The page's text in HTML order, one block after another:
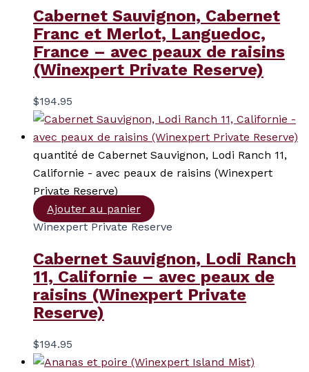
Cabernet Sauvignon, Cabernet
Franc et Merlot, Languedoc,
France – avec peaux de raisins
(Winexpert Private Reserve)
$194.95
quantité de Cabernet Sauvignon, Lodi Ranch 11,
Californie - avec peaux de raisins (Winexpert
Private Reserve)
Ajouter au panier
Winexpert Private Reserve
Cabernet Sauvignon, Lodi Ranch
11, Californie – avec peaux de
raisins (Winexpert Private
Reserve)
$194.95